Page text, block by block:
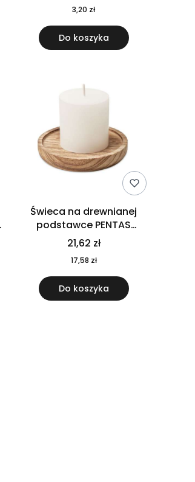
3,20 zł
Do koszyka
Świeca na drewnianej
podstawce PENTAS
MO6282-40
21,62 zł
17,58 zł
Do koszyka